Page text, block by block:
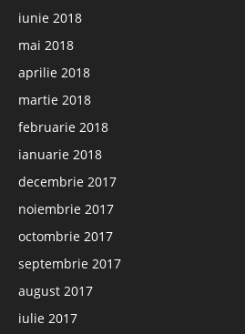
iunie 2018
mai 2018
aprilie 2018
martie 2018
februarie 2018
ianuarie 2018
decembrie 2017
noiembrie 2017
octombrie 2017
septembrie 2017
august 2017
iulie 2017